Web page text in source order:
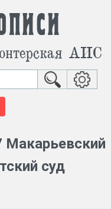
АИС
Макарьевский
суд